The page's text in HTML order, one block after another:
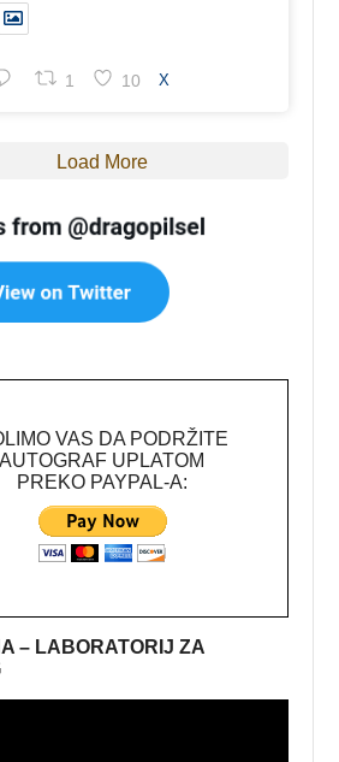
1 10 X
Load More
VAS DA PODRŽITE
AUTOGRAF UPLATOM
PREKO PAYPAL-A:
– LABORATORIJ ZA